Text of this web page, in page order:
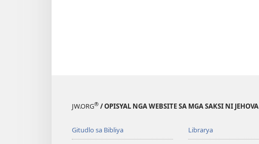
JW.ORG® / OPISYAL NGA WEBSITE SA MGA SAKSI NI JEHOVA
Gitudlo sa Bibliya Librarya